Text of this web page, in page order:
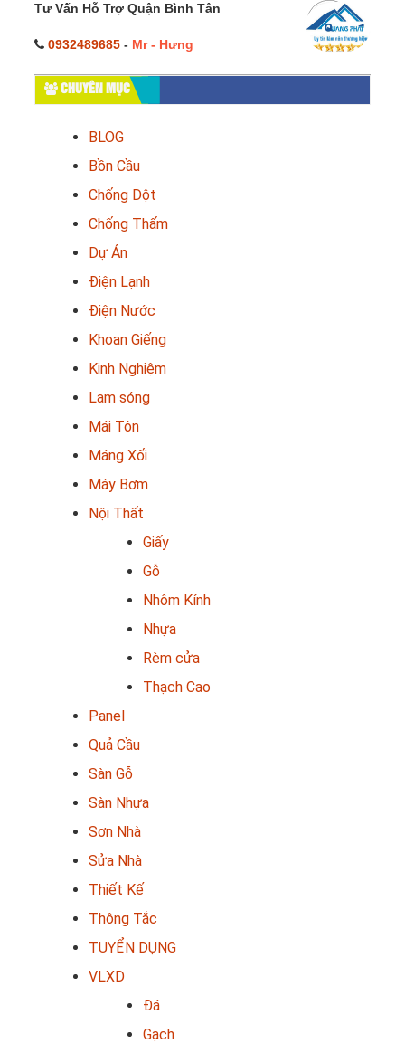
Tư Vấn Hỗ Trợ Quận Bình Tân
0932489685 - Mr - Hưng
CHUYÊN MỤC
BLOG
Bồn Cầu
Chống Dột
Chống Thấm
Dự Án
Điện Lạnh
Điện Nước
Khoan Giếng
Kinh Nghiệm
Lam sóng
Mái Tôn
Máng Xối
Máy Bơm
Nội Thất
Giấy
Gỗ
Nhôm Kính
Nhựa
Rèm cửa
Thạch Cao
Panel
Quả Cầu
Sàn Gỗ
Sàn Nhựa
Sơn Nhà
Sửa Nhà
Thiết Kế
Thông Tắc
TUYỂN DỤNG
VLXD
Đá
Gạch